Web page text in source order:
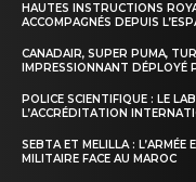
HAUTES INSTRUCTIONS
ACCOMPAGNÉS DEPUIS
CANADAIR, SUPER PUMA,
IMPRESSIONNANT DÉPLOYÉ
POLICE SCIENTIFIQUE : LE
L’ACCRÉDITATION
SEBTA ET MELILLA :
MILITAIRE FACE AU MAROC